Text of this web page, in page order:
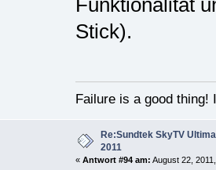
Stick).
Failure is a good thing!
Re:Sundtek SkyTV
2011
« Antwort #94 am: August 22,